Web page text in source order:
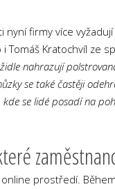
firmy více
Kratochvíl ze
nahrazují
se také častěji
se lidé posadí na
prostředí.